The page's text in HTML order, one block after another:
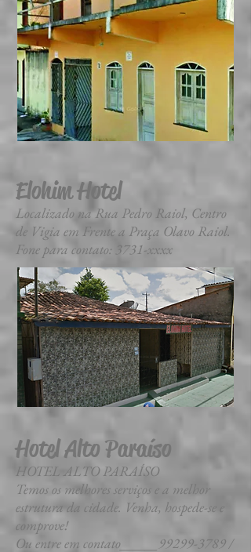
Elohim Hotel
Localizado na Rua Pedro Raiol, Centro
de Vigia em Frente a Praça Olavo Raiol.
Fone para contato: 3731-xxxx
Hotel Alto Paraíso
HOTEL ALTO PARAÍSO
Temos os melhores serviços e a melhor
estrutura da cidade. Venha, hospede-se e
comprove!
Ou entre em contato______99299-3789 /